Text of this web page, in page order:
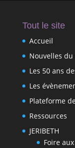
Tout le site
Accueil
Nouvelles
Les 50 ans
Les
Plateforme
Ressources
JERIBETH
Foire